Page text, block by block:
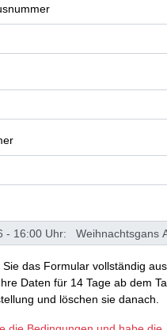
Sie das Formular vollständig
Daten für 14 Tage ab dem
und löschen sie danach.